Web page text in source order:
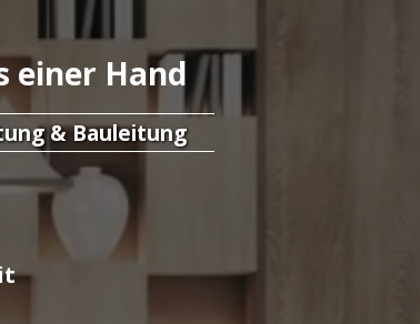
einer Hand
& Bauleitung